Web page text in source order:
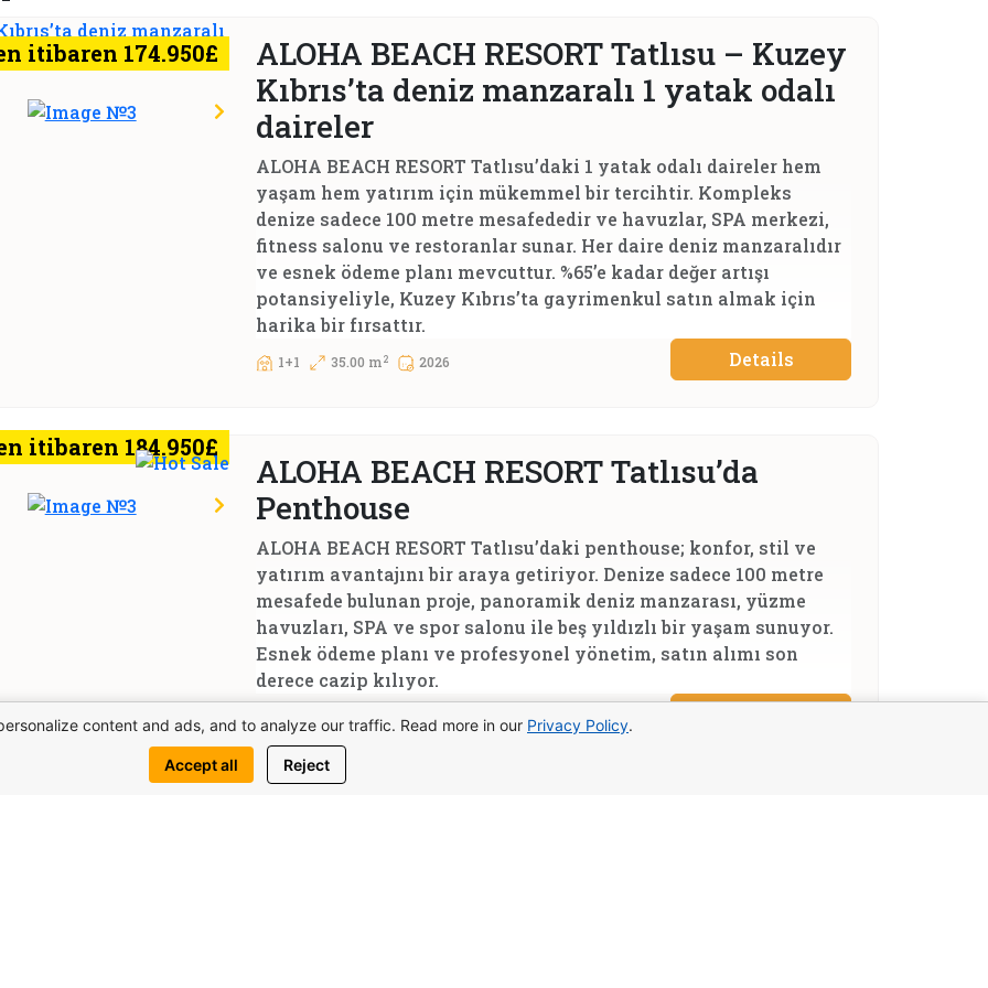
itibaren 174.950£
ALOHA BEACH RESORT Tatlısu – Kuzey
Kıbrıs’ta deniz manzaralı 1 yatak odalı
daireler
ALOHA BEACH RESORT Tatlısu’daki 1 yatak odalı daireler hem
yaşam hem yatırım için mükemmel bir tercihtir. Kompleks
denize sadece 100 metre mesafededir ve havuzlar, SPA merkezi,
fitness salonu ve restoranlar sunar. Her daire deniz manzaralıdır
ve esnek ödeme planı mevcuttur. %65’e kadar değer artışı
potansiyeliyle, Kuzey Kıbrıs’ta gayrimenkul satın almak için
harika bir fırsattır.
1+1 35.00 m2 2026 Details
itibaren 184.950£
ALOHA BEACH RESORT Tatlısu’da
Penthouse
ALOHA BEACH RESORT Tatlısu’daki penthouse; konfor, stil ve
yatırım avantajını bir araya getiriyor. Denize sadece 100 metre
mesafede bulunan proje, panoramik deniz manzarası, yüzme
havuzları, SPA ve spor salonu ile beş yıldızlı bir yaşam sunuyor.
Esnek ödeme planı ve profesyonel yönetim, satın alımı son
derece cazip kılıyor.
Penthouselar 35.00 m
content and ads, and to analyze our traffic. Read more in our Privacy Policy.
Accept all Reject